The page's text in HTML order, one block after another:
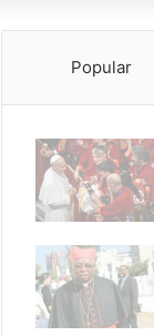
Popular